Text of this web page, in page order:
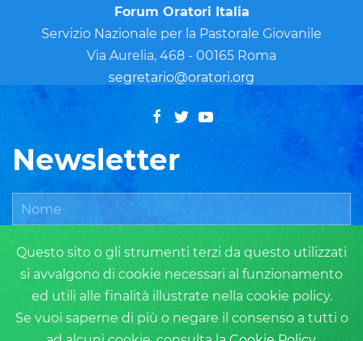
Questo sito o gli strumenti terzi da questo utilizzati
si avvalgono di cookie necessari al funzionamento
ed utili alle finalità illustrate nella cookie policy.
Se vuoi saperne di più o negare il consenso a tutti o
Forum Oratori Italia
Servizio Nazionale per la Pastorale Giovanile
Via Aurelia, 468 - 00165 Roma
segretario@oratori.org
Newsletter